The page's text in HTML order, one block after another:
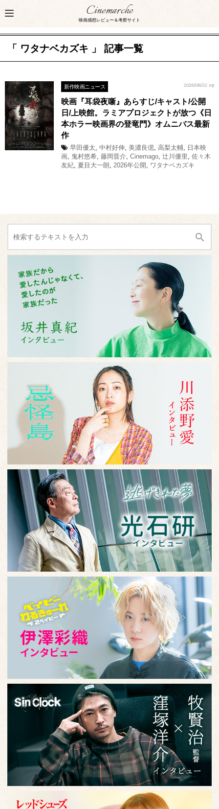
Cinemarche
映画感想レビュー＆考察サイト
「 ワタナベカズキ 」 記事一覧
新作映画ニュース 2026/06/22 up
映画『耳袋夜噺』あらすじ/キャスト/公開
日/上映館。ラミアプロジェクトが放つ《日
本ホラー映画界の登竜門》オムニバス最新
作
早田優太, 中村好伸, 美濃良偲, 高梨太輔, 日本映
画, 鬼村悠希, 藤岡晋介, Cinemago, 辻川優里 , 佐々木
友紀, 夏目大一朗, 2026年公開 , ワタナベカズキ